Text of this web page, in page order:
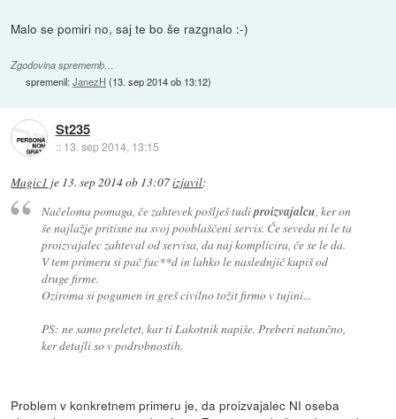
Malo se pomiri no, saj te bo še razgnalo :-)
Zgodovina sprememb…
spremenil:JanezH (13. sep 2014 ob 13:12)
St235
:: 13. sep 2014, 13:15
Magic1 je 13. sep 2014 ob 13:07izjavil:
Načeloma pomaga, če zahtevek pošlješ tudiproizvajalcu, ker on
še najlažje pritisne na svoj pooblaščeni servis. Če seveda ni le ta
proizvajalec zahteval od servisa, da naj komplicira, če se le da.
V tem primeru si pač fuc**d in lahko le naslednjič kupiš od
druge firme.
Oziroma si pogumen in greš civilno tožit firmo v tujini...
PS: ne samo preletet, kar ti Lakotnik napiše. Preberi natančno,
ker detajli so v podrobnostih.
Problem v konkretnem primeru je, da proizvajalec NI oseba